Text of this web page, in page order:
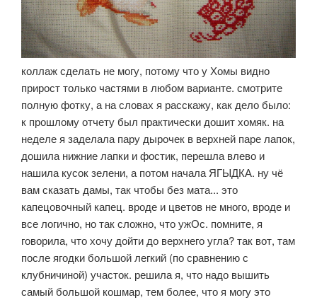
коллаж сделать не могу, потому что у Хомы видно
прирост только частями в любом варианте. смотрите
полную фотку, а на словах я расскажу, как дело было:
к прошлому отчету был практически дошит хомяк. на
неделе я заделала пару дырочек в верхней паре лапок,
дошила нижние лапки и фостик, перешла влево и
нашила кусок зелени, а потом начала ЯГЫДКА. ну чё
вам сказать дамы, так чтобы без мата... это
капецовочный капец. вроде и цветов не много, вроде и
все логично, но так сложно, что ужОс. помните, я
говорила, что хочу дойти до верхнего угла? так вот, там
после ягодки большой легкий (по сравнению с
клубничиной) участок. решила я, что надо вышить
самый большой кошмар, тем более, что я могу это